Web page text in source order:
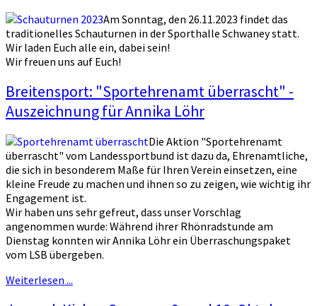
Am Sonntag, den 26.11.2023 findet das
traditionelles Schauturnen in der Sporthalle Schwaney statt.
Wir laden Euch alle ein, dabei sein!
Wir freuen uns auf Euch!
Breitensport: "Sportehrenamt überrascht" -
Auszeichnung für Annika Löhr
Die Aktion "Sportehrenamt
überrascht" vom Landessportbund ist dazu da, Ehrenamtliche,
die sich in besonderem Maße für Ihren Verein einsetzen, eine
kleine Freude zu machen und ihnen so zu zeigen, wie wichtig ihr
Engagement ist.
Wir haben uns sehr gefreut, dass unser Vorschlag
angenommen wurde: Während ihrer Rhönradstunde am
Dienstag konnten wir Annika Löhr ein Überraschungspaket
vom LSB übergeben.
Weiterlesen ...